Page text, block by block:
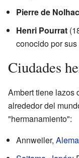
Pierre de Nolhac
Henri Pourrat
conocido por sus
Ciudades
Ambert tiene lazos
alrededor del
"hermanamiento":
Annweiler,